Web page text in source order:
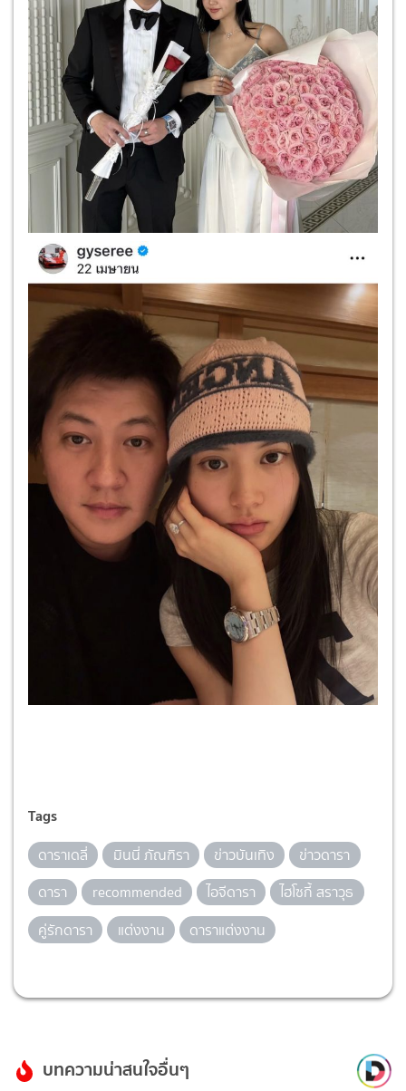
Tags
ดาราเดลี่ มินนี่ ภัณฑิรา ข่าวบันเทิง
ข่าวดารา
ดารา
recommended ไอจีดารา
ไฮโซกี้ สราวุธ
คู่รักดารา
แต่งงาน ดาราแต่งงาน
บทความน่าสนใจอื่นๆ